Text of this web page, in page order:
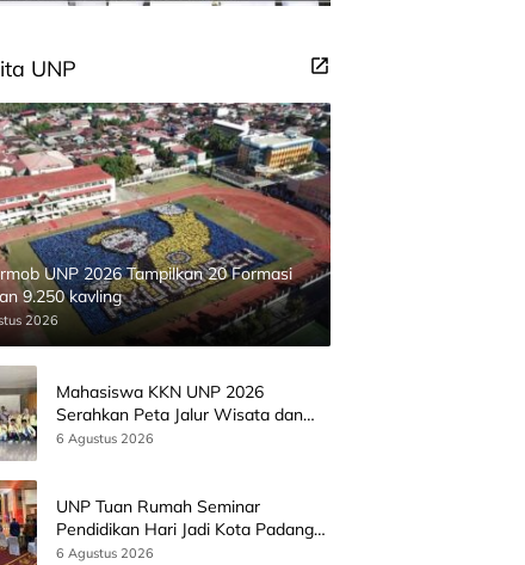
UNP
UNP 2026 Tampilkan 20 Formasi
9.250 kavling
2026
Mahasiswa KKN UNP 2026
Serahkan Peta Jalur Wisata dan
Peta Administrasi Nagari
6 Agustus 2026
UNP Tuan Rumah Seminar
Pendidikan Hari Jadi Kota Padang
Bersama Wamen Diktisainstek dan
6 Agustus 2026